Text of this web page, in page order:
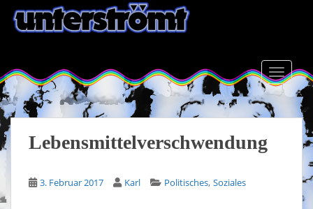
o
m
a
i
n
n
Lebensmittelverschwendung
3. Februar 2017 Karl Politisches, Soziales